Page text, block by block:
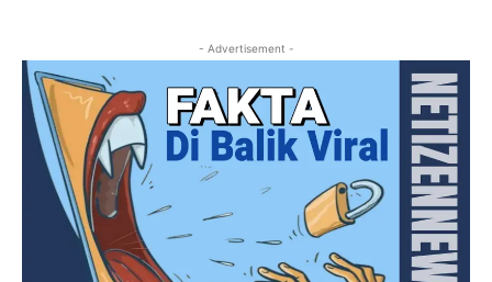
- Advertisement -